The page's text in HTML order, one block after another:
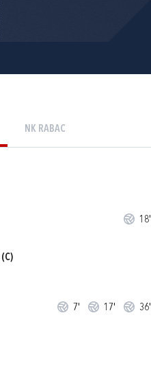
NK RABAC
18'
(C)
7' 17' 36'